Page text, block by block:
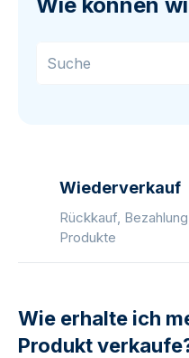
Wiederverkauf
Rückkauf,
Produkte
Wie erhalte ich
Produkt